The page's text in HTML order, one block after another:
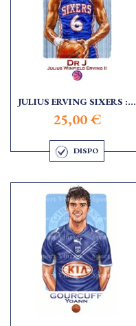
JULIUS ERVING SIXERS :...
25,00 €
DISPO